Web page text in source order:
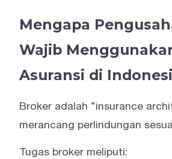
Mengapa
Wajib
Asuransi di
Broker adalah “insurance
merancang perlindungan
Tugas broker meliputi: